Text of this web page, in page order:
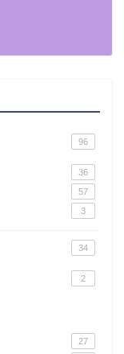
96
36
57
3
34
2
27